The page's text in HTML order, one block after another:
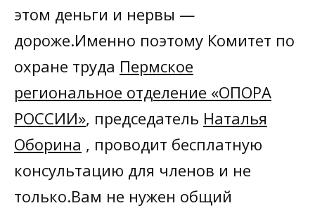
этом деньги и нервы —
дороже.Именно поэтому Комитет по
охране труда Пермское
региональное отделение «ОПОРА
РОССИИ», председатель Наталья
Оборина , проводит бесплатную
консультацию для членов и не
только.Вам не нужен общий